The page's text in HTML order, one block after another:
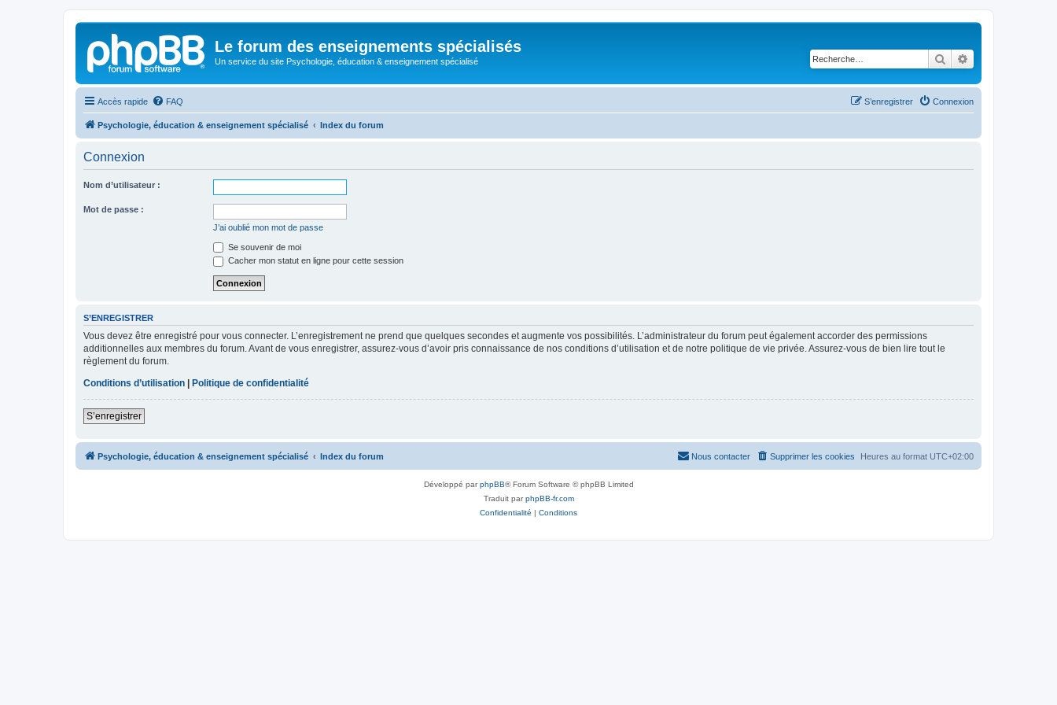
Le forum des enseignements spécialisés
Un service du site Psychologie, éducation & enseignement spécialisé Rechercher
Accès rapide FAQ Connexion
S’enregistrer
Psychologie, éducation & enseignement spécialisé Index du forum
Connexion
Nom d’utilisateur :
Mot de passe :
J’ai oublié mon mot de passe
Se souvenir de moi
Cacher mon statut en ligne pour cette session
S’ENREGISTRER
Vous devez être enregistré pour vous connecter. L’enregistrement ne prend que quelques secondes et augmente vos possibilités. L’administrateur du forum peut également accorder des permissions
additionnelles aux membres du forum. Avant de vous enregistrer, assurez-vous d’avoir pris connaissance de nos conditions d’utilisation et de notre politique de vie privée. Assurez-vous de bien lire tout le
règlement du forum.
Conditions d’utilisation
Politique de confidentialité
S’enregistrer
Psychologie, éducation & enseignement spécialisé Index du forum Heures au format UTC+02:00
Supprimer les cookies
Nous contacter
Développé parphpBB® Forum Software © phpBB Limited
Traduit parphpBB-fr.com
Confidentialité | Conditions